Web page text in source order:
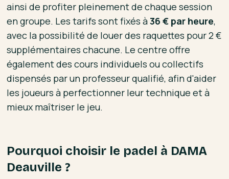
ainsi de profiter pleinement de chaque session
en groupe. Les tarifs sont fixés à36 € par heure,
avec la possibilité de louer des raquettes pour 2 €
supplémentaires chacune. Le centre offre
également des cours individuels ou collectifs
dispensés par un professeur qualifié, afin d'aider
les joueurs à perfectionner leur technique et à
mieux maîtriser le jeu.
Pourquoi choisir le padel à DAMA
Deauville ?